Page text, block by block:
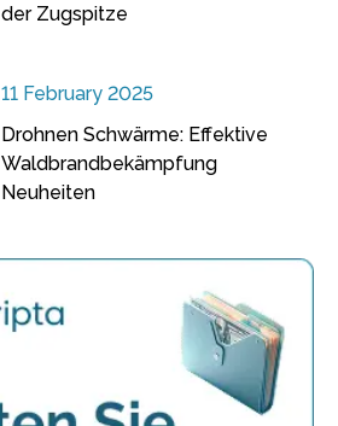
der Zugspitze
11 February 2025
Drohnen Schwärme: Effektive
Waldbrandbekämpfung
Neuheiten